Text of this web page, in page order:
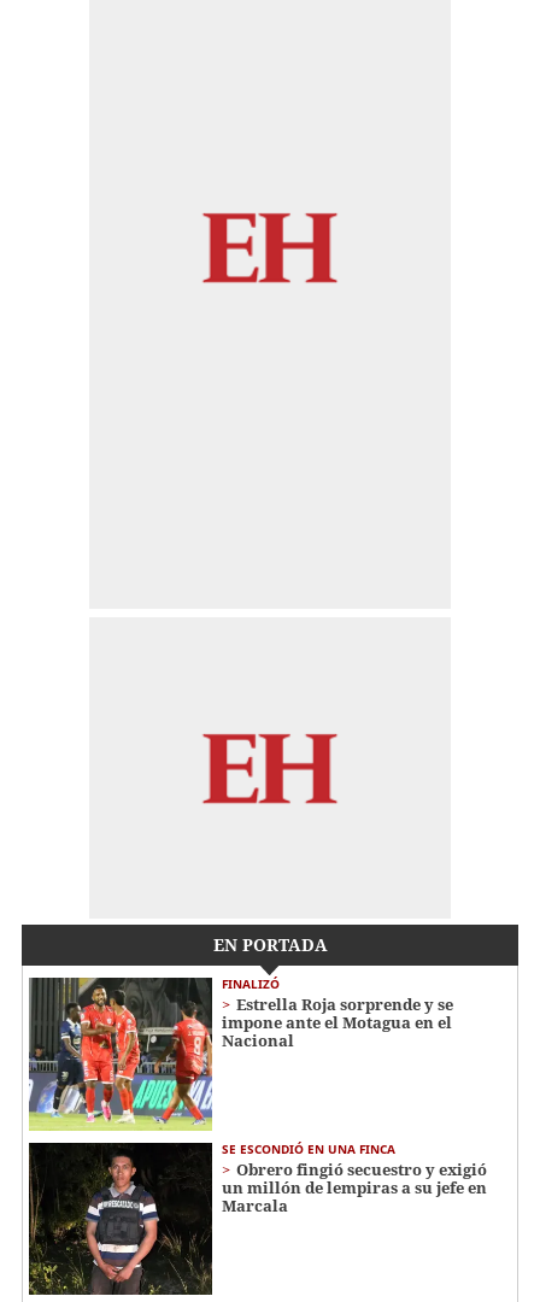
EN PORTADA
FINALIZÓ
Estrella Roja sorprende y se
impone ante el Motagua en el
Nacional
SE ESCONDIÓ EN UNA FINCA
Obrero fingió secuestro y exigió
un millón de lempiras a su jefe en
Marcala